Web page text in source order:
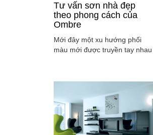
Tư vấn sơn nhà đẹp
theo phong cách của
Ombre
Mới đây một xu hướng phối
màu mới được truyền tay nhau
Ombre, cách phối màu sắc tinh
tế sao cho màu sắc chuyển
từ tông nhạt sang đậm, từ
sang tối hay ngược lại. Cùng
tìm hiểu phong các này qua
việc ...